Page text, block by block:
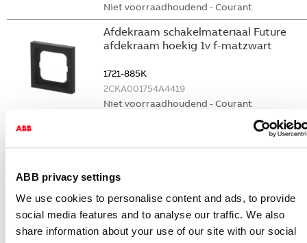
ABB privacy settings
We use cookies to personalise content and ads, to provide
social media features and to analyse our traffic. We also
share information about your use of our site with our social
Niet voorraadhoudend - Courant
Afdekraam schakelmateriaal Future
afdekraam hoekig 1v f-matzwart
1721-885K
2CKA001754A4419
Niet voorraadhoudend - Courant
Afdekraam schakelmateriaal Future
2CKA001754A4236
Niet voorraadhoudend - Courant
Afdekraam schakelmateriaal Future
afdekraam hoekig 1v f-studiowit